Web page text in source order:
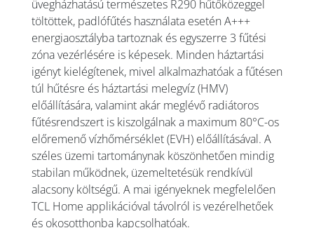
üvegházhatású természetes R290 hűtőközeggel
töltöttek, padlófűtés használata esetén A+++
energiaosztályba tartoznak és egyszerre 3 fűtési
zóna vezérlésére is képesek. Minden háztartási
igényt kielégítenek, mivel alkalmazhatóak a fűtésen
túl hűtésre és háztartási melegvíz (HMV)
előállítására, valamint akár meglévő radiátoros
fűtésrendszert is kiszolgálnak a maximum 80°C-os
előremenő vízhőmérséklet (EVH) előállításával. A
széles üzemi tartománynak köszönhetően mindig
stabilan működnek, üzemeltetésük rendkívül
alacsony költségű. A mai igényeknek megfelelően
TCL Home applikációval távolról is vezérelhetőek
és okosotthonba kapcsolhatóak.